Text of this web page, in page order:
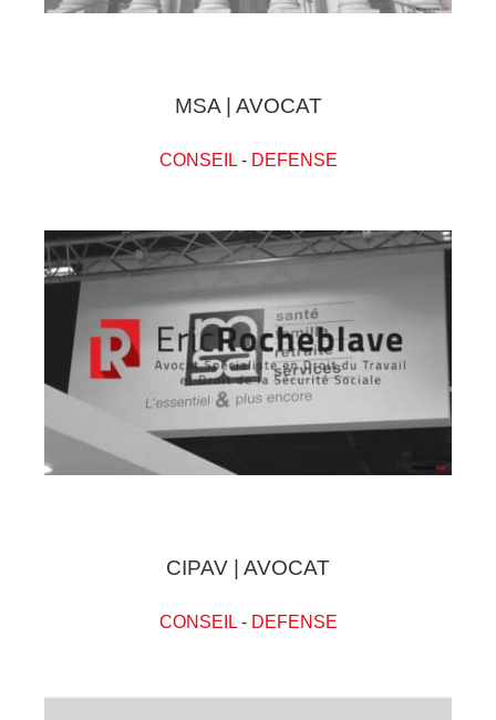
MSA | AVOCAT
CONSEIL- DEFENSE
CIPAV | AVOCAT
CONSEIL- DEFENSE